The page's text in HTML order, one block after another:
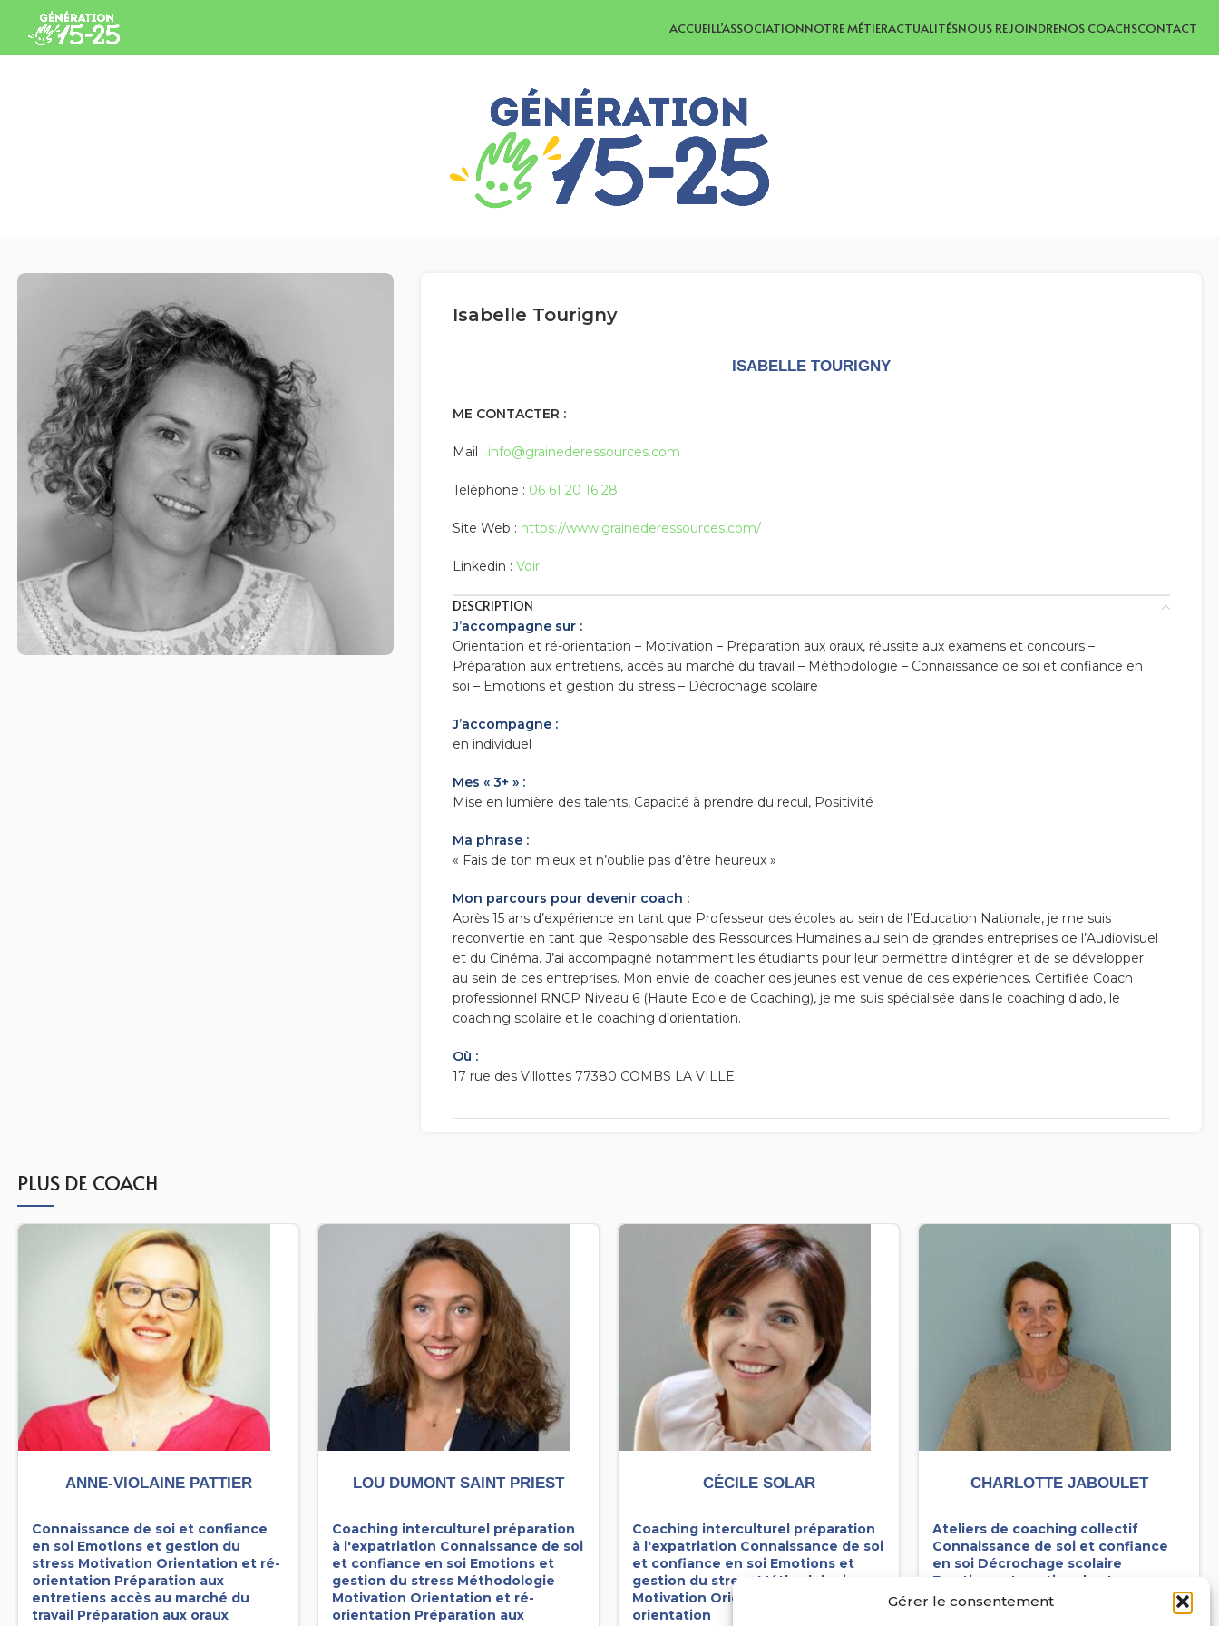
Gérer le consentement
ACCUEILL’ASSOCIATIONNOTRE MÉTIERACTUALITÉSNOUS REJOINDRENOS COACHSCONTACT
Isabelle Tourigny
ISABELLE TOURIGNY
ME CONTACTER :
Mail : info@grainederessources.com
Téléphone : 06 61 20 16 28
Site Web : https://www.grainederessources.com/
Linkedin :Voir
DESCRIPTION
J’accompagne sur :
Orientation et ré-orientation – Motivation – Préparation aux oraux, réussite aux examens et concours –
Préparation aux entretiens, accès au marché du travail – Méthodologie – Connaissance de soi et confiance en
soi – Emotions et gestion du stress – Décrochage scolaire
J’accompagne :
en individuel
Mes « 3+ » :
Mise en lumière des talents, Capacité à prendre du recul, Positivité
Ma phrase :
« Fais de ton mieux et n’oublie pas d’être heureux »
Mon parcours pour devenir coach :
Après 15 ans d’expérience en tant que Professeur des écoles au sein de l’Education Nationale, je me suis
reconvertie en tant que Responsable des Ressources Humaines au sein de grandes entreprises de l’Audiovisuel
et du Cinéma. J’ai accompagné notamment les étudiants pour leur permettre d’intégrer et de se développer
au sein de ces entreprises. Mon envie de coacher des jeunes est venue de ces expériences. Certifiée Coach
professionnel RNCP Niveau 6 (Haute Ecole de Coaching), je me suis spécialisée dans le coaching d’ado, le
coaching scolaire et le coaching d’orientation.
Où :
17 rue des Villottes 77380 COMBS LA VILLE
ANNE-VIOLAINE PATTIER
Connaissance de soi et confiance
en soi Emotions et gestion du
stress Motivation Orientation et ré-
orientation Préparation aux
entretiens accès au marché du
travail Préparation aux oraux
LOU DUMONT SAINT PRIEST
Coaching interculturel préparation
à l'expatriation Connaissance de soi
et confiance en soi Emotions et
gestion du stress Méthodologie
Motivation Orientation et ré-
orientation Préparation aux
CÉCILE SOLAR
Coaching interculturel préparation
à l'expatriation Connaissance de soi
et confiance en soi Emotions et
gestion du stress
Méthodologie
Motivation Orientation et ré-
orientation
CHARLOTTE JABOULET
Ateliers de coaching collectif
Connaissance de soi et confiance
en soi Décrochage scolaire
Emotions et gestion du stress
Méthodologie Motivation